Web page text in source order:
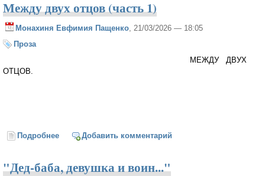
Между двух отцов (часть 1)
Монахиня Евфимия Пащенко, 21/03/2026 — 18:05
Проза
МЕЖДУ ДВУХ
ОТЦОВ.
Подробнее о Между двух отцов (часть 1)
Добавить комментарий
"Дед-баба, девушка и воин..."